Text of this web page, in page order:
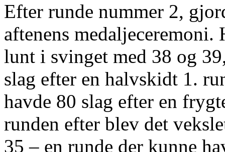
Efter runde nummer 2,
aftenens medaljeceremoni.
lunt i svinget med 38 og
slag efter en halvskidt 1.
havde 80 slag efter en
runden efter blev det
35 – en runde der kunne